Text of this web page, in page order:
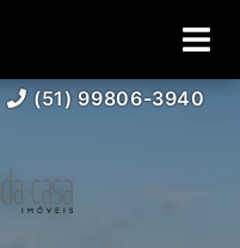
(51) 99806-3940